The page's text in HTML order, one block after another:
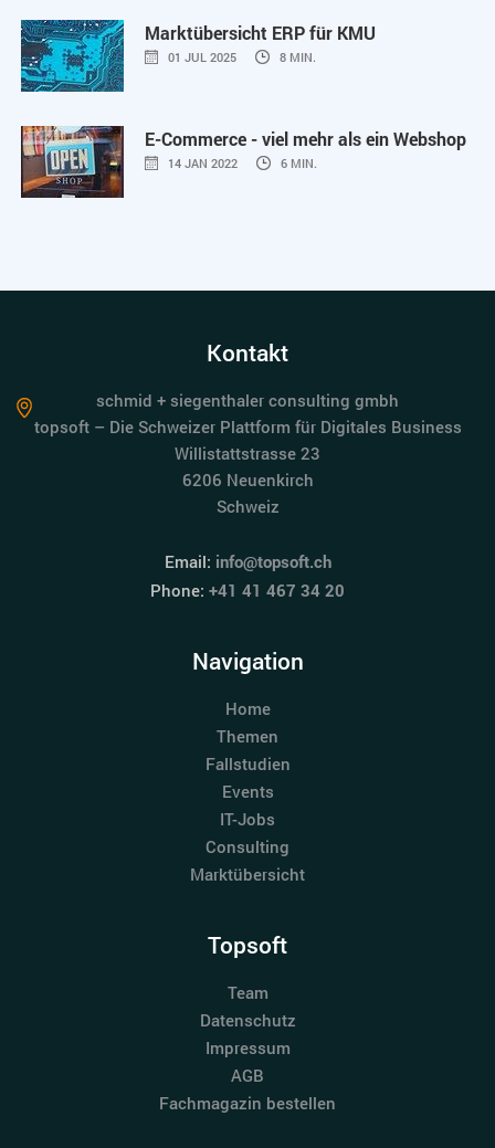
Marktübersicht ERP für KMU
01 JUL 2025 8 MIN.
E-Commerce - viel mehr als ein Webshop
14 JAN 2022 6 MIN.
Kontakt
schmid + siegenthaler consulting gmbh
topsoft – Die Schweizer Plattform für Digitales Business
Willistattstrasse 23
6206 Neuenkirch
Schweiz
Email: info@topsoft.ch
Phone: +41 41 467 34 20
Navigation
Home
Themen
Fallstudien
Events
IT-Jobs
Consulting
Marktübersicht
Topsoft
Team
Datenschutz
Impressum
AGB
Fachmagazin bestellen